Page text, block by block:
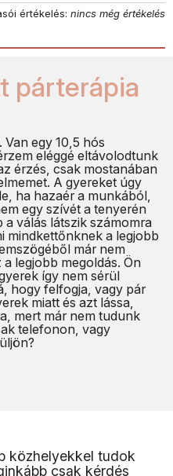
értékelés: nincs még értékelés
párterápia
egy 10,5 hós
eléggé eltávolodtunk
érzés, csak mostanában
A gyereket úgy
ha hazaér a munkából,
egy szívét a tenyerén
válás látszik számomra
mindkettőnknek a legjobb
már nem
legjobb megoldás. Ön
így nem sérül
hogy felfogja, vagy pár
miatt és azt lássa,
mert már nem tudunk
telefonon, vagy
közhelyekkel tudok
csak kérdés